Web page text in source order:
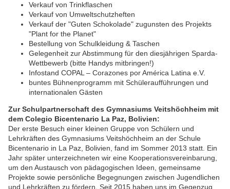
Verkauf von Trinkflaschen
Verkauf von Umweltschutzheften
Verkauf der "Guten Schokolade" zugunsten des Projekts
"Plant for the Planet"
Bestellung von Schulkleidung & Taschen
Gelegenheit zur Abstimmung für den diesjährigen Sparda-
Wettbewerb (bitte Handys mitbringen!)
Infostand COPAL – Corazones por América Latina e.V.
buntes Bühnenprogramm mit Schüleraufführungen und
internationalen Gästen
Zur Schulpartnerschaft des Gymnasiums Veitshöchheim mit
dem Colegio Bicentenario La Paz, Bolivien:
Der erste Besuch einer kleinen Gruppe von Schülern und
Lehrkräften des Gymnasiums Veitshöchheim an der Schule
Bicentenario in La Paz, Bolivien, fand im Sommer 2013 statt. Ein
Jahr später unterzeichneten wir eine Kooperationsvereinbarung,
um den Austausch von pädagogischen Ideen, gemeinsame
Projekte sowie persönliche Begegnungen zwischen Jugendlichen
und Lehrkräften zu fördern. Seit 2015 haben uns im Gegenzug